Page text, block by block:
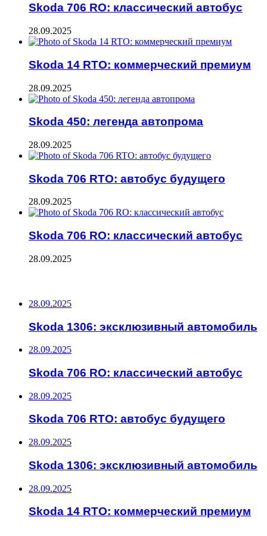
Skoda 706 RO: классический автобус
28.09.2025
Skoda 14 RTO: коммерческий премиум
28.09.2025
Skoda 450: легенда автопрома
28.09.2025
Skoda 706 RTO: автобус будущего
28.09.2025
Skoda 706 RO: классический автобус
28.09.2025
28.09.2025
Skoda 1306: эксклюзивный автомобиль
28.09.2025
Skoda 706 RO: классический автобус
28.09.2025
Skoda 706 RTO: автобус будущего
28.09.2025
Skoda 1306: эксклюзивный автомобиль
28.09.2025
Skoda 14 RTO: коммерческий премиум